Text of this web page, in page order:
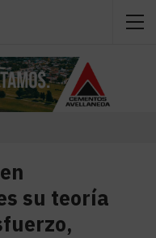
su teoría